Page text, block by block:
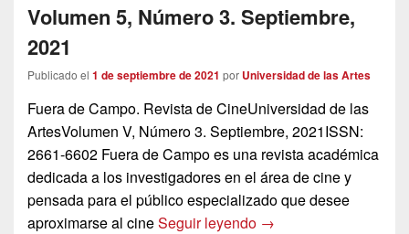
b
o
o
k
d
n
ar
Volumen 5, Número 3. Septiembre,
2021
Publicado el 1 de septiembre de 2021 por Universidad de las Artes
Fuera de Campo. Revista de CineUniversidad de las
ArtesVolumen V, Número 3. Septiembre, 2021ISSN:
2661-6602 Fuera de Campo es una revista académica
dedicada a los investigadores en el área de cine y
pensada para el público especializado que desee
aproximarse al cineSeguir leyendo Volumen 5, Número
→